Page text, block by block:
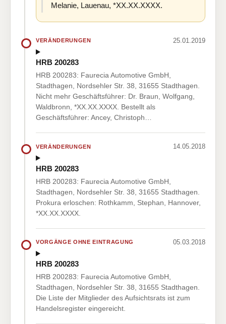
Melanie, Lauenau, *XX.XX.XXXX.
VERÄNDERUNGEN 25.01.2019
HRB 200283
HRB 200283: Faurecia Automotive GmbH,
Stadthagen, Nordsehler Str. 38, 31655 Stadthagen.
Nicht mehr Geschäftsführer: Dr. Braun, Wolfgang,
Waldbronn, *XX.XX.XXXX. Bestellt als
Geschäftsführer: Ancey, Christoph…
VERÄNDERUNGEN 14.05.2018
HRB 200283
HRB 200283: Faurecia Automotive GmbH,
Stadthagen, Nordsehler Str. 38, 31655 Stadthagen.
Prokura erloschen: Rothkamm, Stephan, Hannover,
*XX.XX.XXXX.
VORGÄNGE OHNE EINTRAGUNG 05.03.2018
HRB 200283
HRB 200283: Faurecia Automotive GmbH,
Stadthagen, Nordsehler Str. 38, 31655 Stadthagen.
Die Liste der Mitglieder des Aufsichtsrats ist zum
Handelsregister eingereicht.